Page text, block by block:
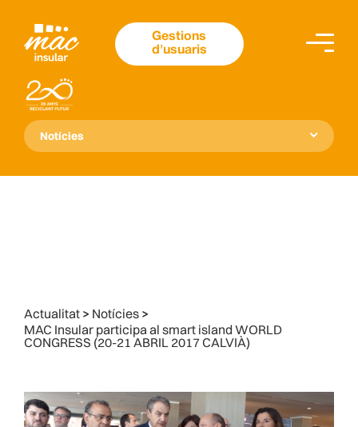
Gestions
d'usuaris
Notícies
Actualitat > Notícies >
MAC Insular participa al smart island WORLD
CONGRESS (20-21 ABRIL 2017 CALVIÀ)